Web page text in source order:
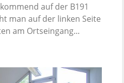
auf der B191
man auf der linken Seite
am Ortseingang...